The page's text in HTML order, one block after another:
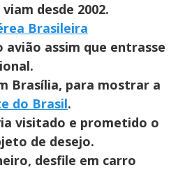
desde 2002.
Brasileira
avião assim que entrasse
Brasília, para mostrar a
do Brasil.
visitado e prometido o
de desejo.
desfile em carro